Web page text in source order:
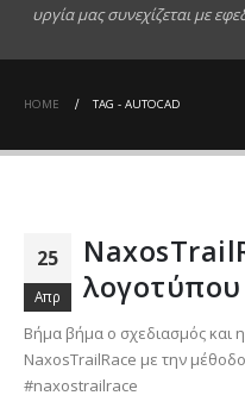
υργία μας συνεχίζεται με εφε
HOME TAG - AUTOCAD
25
Απρ
λογοτύπου
Βήμα βήμα ο σχεδιασμός και
NaxosTrailRace με την
#naxostrailrace